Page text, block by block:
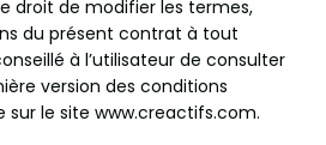
droit de modifier les termes,
du présent contrat à tout
à l’utilisateur de consulter
version des conditions
sur le site www.creactifs.com.